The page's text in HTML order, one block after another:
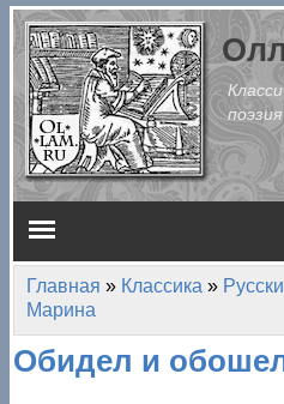
Перейти к основному
Главное меню
Вы здесь
Главная » Классика »
Марина
Обидел и